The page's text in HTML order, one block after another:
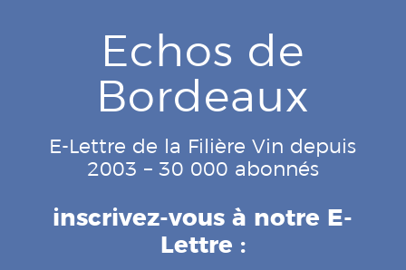
Echos de
Bordeaux
E-Lettre de la Filière Vin depuis
2003 – 30 000 abonnés
inscrivez-vous à notre E-
Lettre :